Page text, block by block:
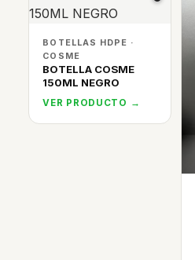
BOTELLAS HDPE ·
COSME
BOTELLA COSME
150ML NEGRO
VER PRODUCTO →